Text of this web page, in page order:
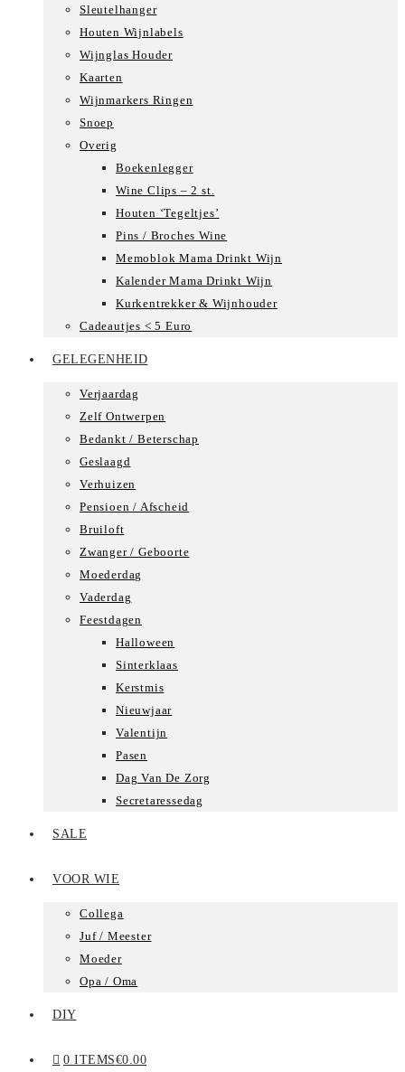
Sleutelhanger
Houten Wijnlabels
Wijnglas Houder
Kaarten
Wijnmarkers Ringen
Snoep
Overig
Boekenlegger
Wine Clips – 2 st.
Houten ‘Tegeltjes’
Pins / Broches Wine
Memoblok Mama Drinkt Wijn
Kalender Mama Drinkt Wijn
Kurkentrekker & Wijnhouder
Cadeautjes < 5 Euro
GELEGENHEID
Verjaardag
Zelf Ontwerpen
Bedankt / Beterschap
Geslaagd
Verhuizen
Pensioen / Afscheid
Bruiloft
Zwanger / Geboorte
Moederdag
Vaderdag
Feestdagen
Halloween
Sinterklaas
Kerstmis
Nieuwjaar
Valentijn
Pasen
Dag Van De Zorg
Secretaressedag
SALE
VOOR WIE
Collega
Juf / Meester
Moeder
Opa / Oma
DIY
0 ITEMS€0.00